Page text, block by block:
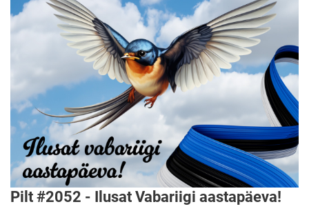
Pilt #2052 - Ilusat Vabariigi aastapäeva!